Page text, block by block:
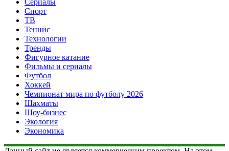
Спорт
ТВ
Теннис
Технологии
Тренды
Фигурное катание
Фильмы и сериалы
Футбол
Хоккей
Чемпионат мира по футболу 2026
Шахматы
Шоу-бизнес
Экология
Экономика